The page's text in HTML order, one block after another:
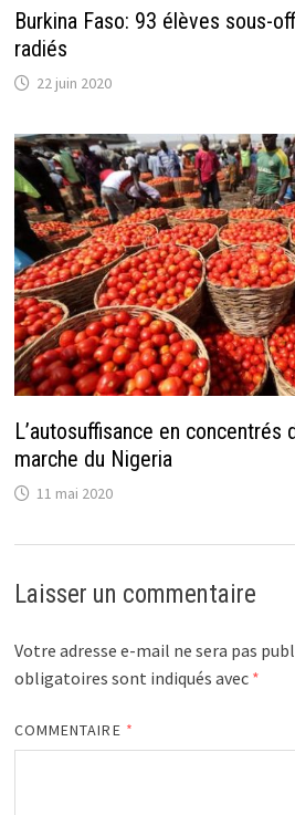
Burkina Faso: 93 élèves sous-
radiés
22 juin 2020
L’autosuffisance en concentrés
marche du Nigeria
11 mai 2020
Laisser un commentaire
Votre adresse e-mail ne sera pas
obligatoires sont indiqués avec *
COMMENTAIRE *